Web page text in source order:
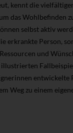
kennt die
das Wohlbefinden
selbst aktiv
erkrankte Person,
und
illustrierten
Weg zu einem